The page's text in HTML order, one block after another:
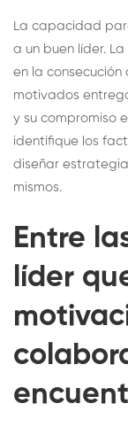
La capacidad
a un buen líder.
en la
motivados
y su compromiso
identifique los
diseñar
mismos.
Entre
líder